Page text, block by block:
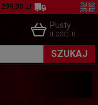
299,00 zł
SZUKAJ
Pusty
ILOŚĆ: 0